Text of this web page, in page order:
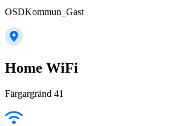
OSDKommun_Gast
Home WiFi
Färgargränd 41